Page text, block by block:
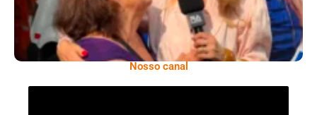
Nosso canal